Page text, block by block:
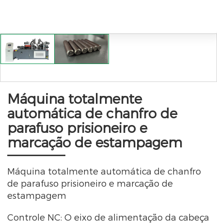
Máquina totalmente
automática de chanfro de
parafuso prisioneiro e
marcação de estampagem
Máquina totalmente automática de chanfro
de parafuso prisioneiro e marcação de
estampagem
Controle NC: O eixo de alimentação da cabeça